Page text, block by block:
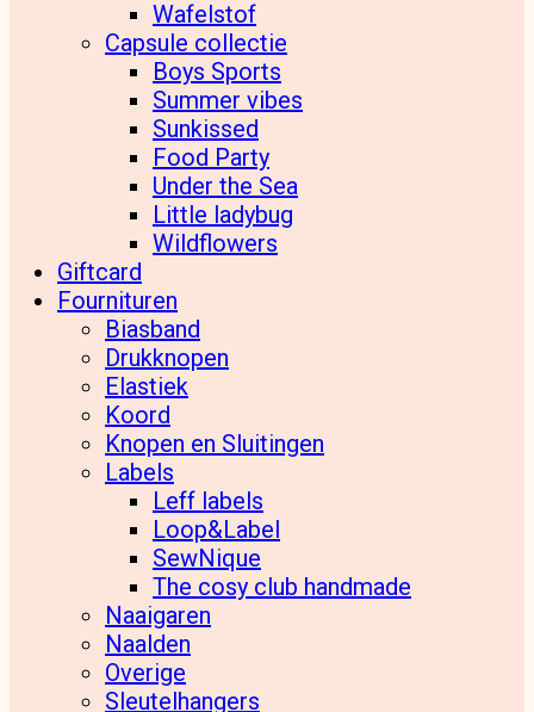
Wafelstof
Capsule collectie
Boys Sports
Summer vibes
Sunkissed
Food Party
Under the Sea
Little ladybug
Wildflowers
Giftcard
Fournituren
Biasband
Drukknopen
Elastiek
Koord
Knopen en Sluitingen
Labels
Leff labels
Loop&Label
SewNique
The cosy club handmade
Naaigaren
Naalden
Overige
Sleutelhangers